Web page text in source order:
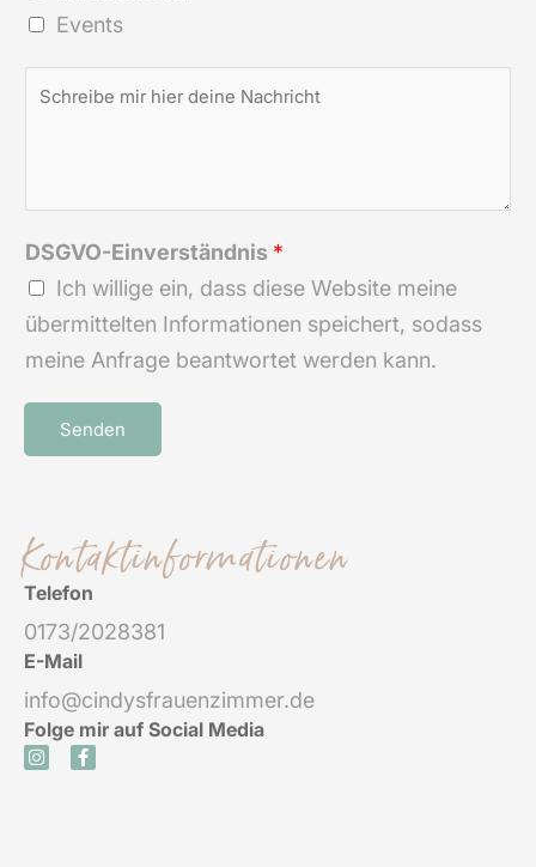
Events
N
a
c
h
r
t
*
DSGVO-Einverständnis *
Ich willige ein, dass diese Website meine
übermittelten Informationen speichert, sodass
meine Anfrage beantwortet werden kann.
Senden
t
e
n
a
t
Kontaktinformationen
Telefon
0173/2028381
E-Mail
info@cindysfrauenzimmer.de
Folge mir auf Social Media
I
n
F
a